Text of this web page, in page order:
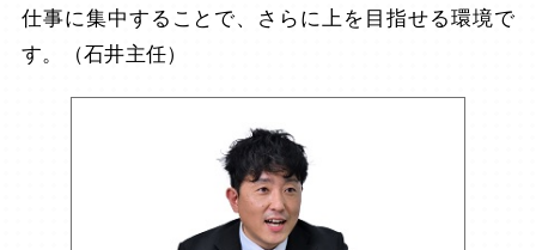
仕事に集中することで、さらに上を目指せる環境で
す。（石井主任）